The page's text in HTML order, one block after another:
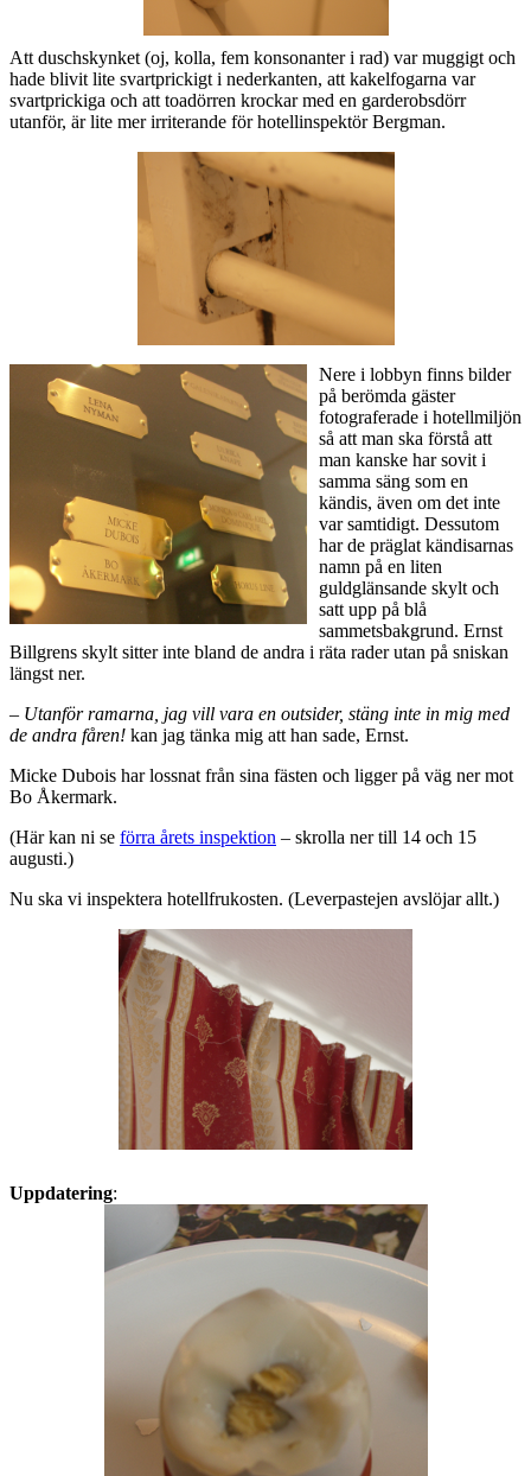
Att duschskynket (oj, kolla, fem konsonanter i rad) var muggigt och
hade blivit lite svartprickigt i nederkanten, att kakelfogarna var
svartprickiga och att toadörren krockar med en garderobsdörr
utanför, är lite mer irriterande för hotellinspektör Bergman.
Nere i lobbyn finns bilder
på berömda gäster
fotograferade i hotellmiljön
så att man ska förstå att
man kanske har sovit i
samma säng som en
kändis, även om det inte
var samtidigt. Dessutom
har de präglat kändisarnas
namn på en liten
guldglänsande skylt och
satt upp på blå
sammetsbakgrund. Ernst
Billgrens skylt sitter inte bland de andra i räta rader utan på sniskan
längst ner.
– Utanför ramarna, jag vill vara en outsider, stäng inte in mig med
de andra fåren! kan jag tänka mig att han sade, Ernst.
Micke Dubois har lossnat från sina fästen och ligger på väg ner mot
Bo Åkermark.
(Här kan ni se förra årets inspektion – skrolla ner till 14 och 15
augusti.)
Nu ska vi inspektera hotellfrukosten. (Leverpastejen avslöjar allt.)
Uppdatering: